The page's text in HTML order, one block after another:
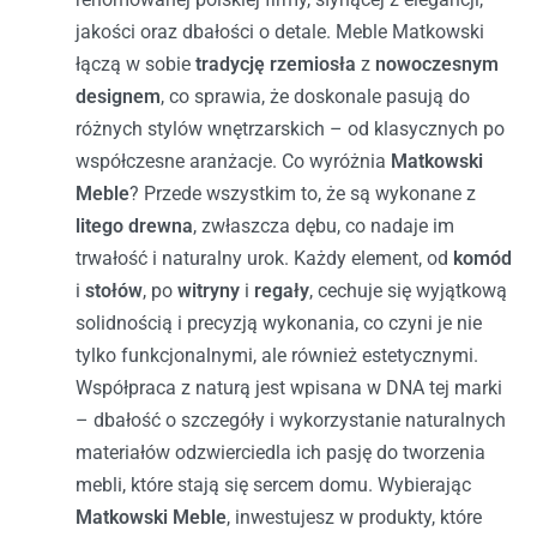
jakości oraz dbałości o detale. Meble Matkowski
łączą w sobietradycję rzemiosła z nowoczesnym
designem, co sprawia, że doskonale pasują do
różnych stylów wnętrzarskich – od klasycznych po
współczesne aranżacje. Co wyróżnia Matkowski
Meble? Przede wszystkim to, że są wykonane z
litego drewna, zwłaszcza dębu, co nadaje im
trwałość i naturalny urok. Każdy element, od komód
istołów, powitryny i regały, cechuje się wyjątkową
solidnością i precyzją wykonania, co czyni je nie
tylko funkcjonalnymi, ale również estetycznymi.
Współpraca z naturą jest wpisana w DNA tej marki
– dbałość o szczegóły i wykorzystanie naturalnych
materiałów odzwierciedla ich pasję do tworzenia
mebli, które stają się sercem domu. Wybierając
Matkowski Meble, inwestujesz w produkty, które